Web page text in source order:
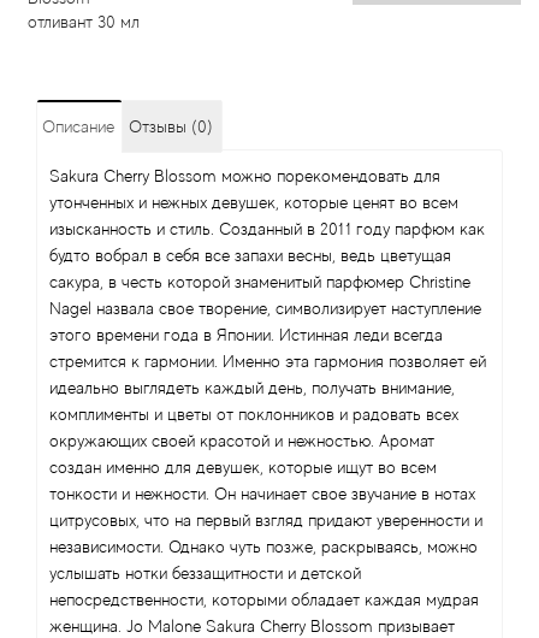
отливант 30 мл
Описание Отзывы (0)
Sakura Cherry Blossom можно порекомендовать для
утонченных и нежных девушек, которые ценят во всем
изысканность и стиль. Созданный в 2011 году парфюм как
будто вобрал в себя все запахи весны, ведь цветущая
сакура, в честь которой знаменитый парфюмер Christine
Nagel назвала свое творение, символизирует наступление
этого времени года в Японии. Истинная леди всегда
стремится к гармонии. Именно эта гармония позволяет ей
идеально выглядеть каждый день, получать внимание,
комплименты и цветы от поклонников и радовать всех
окружающих своей красотой и нежностью. Аромат
создан именно для девушек, которые ищут во всем
тонкости и нежности. Он начинает свое звучание в нотах
цитрусовых, что на первый взгляд придают уверенности и
независимости. Однако чуть позже, раскрываясь, можно
услышать нотки беззащитности и детской
непосредственности, которыми обладает каждая мудрая
женщина. Jo Malone Sakura Cherry Blossom призывает